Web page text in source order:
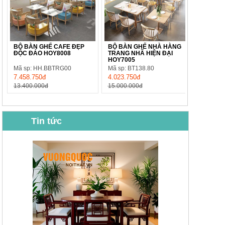
BỘ BÀN GHẾ CAFE ĐẸP
ĐỘC ĐÁO HOY8008
Mã sp: HH.BBTRG00
7.458.750đ
13.400.000đ
BỘ BÀN GHẾ NHÀ HÀNG
TRANG NHÃ HIỆN ĐẠI
HOY7005
Mã sp: BT138.80
4.023.750đ
15.000.000đ
BỘ BÀN GHẾ CAFE NHẬP
KHẨU CAO CẤP HOY7006
Mã sp: BT135
14.178.750đ
24.700.000đ
BỘ BÀN TRÀ GỖ TỰ NHIÊN
PHONG CÁCH TRUNG HOA
KIỂU MỚI...
Mã sp: BT138.80
20.250.000đ
39.150.000đ
Tin tức